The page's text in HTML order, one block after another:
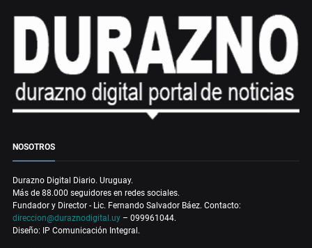
NOSOTROS
Durazno Digital Diario. Uruguay.
Más de 88.000 seguidores en redes sociales.
Fundador y Director - Lic. Fernando Salvador Báez. Contacto:
direccion@duraznodigital.uy – 099961044.
Diseño: IP Comunicación Integral.